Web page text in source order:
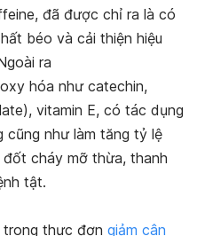
, đã được chỉ ra là có
béo và cải thiện hiệu
ra
hóa như catechin,
, vitamin E, có tác dụng
như làm tăng tỷ lệ
đốt cháy mỡ thừa, thanh
tật.
trong thực đơn giảm cân